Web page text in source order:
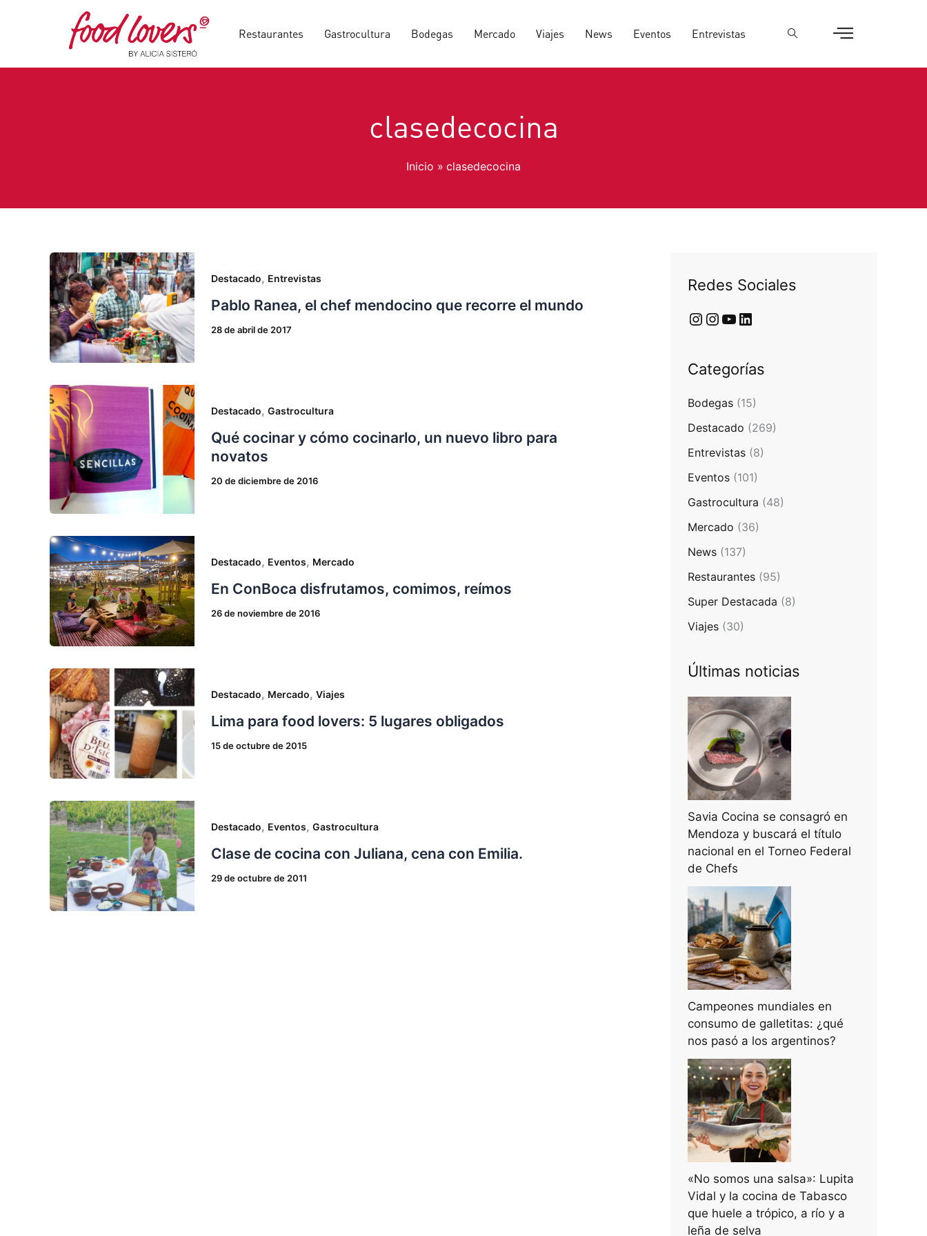
Restaurantes Gastrocultura Bodegas Mercado Viajes News Eventos Entrevistas
clasedecocina
Inicio clasedecocina
Destacado, Entrevistas
Pablo Ranea, el chef mendocino que recorre el mundo
28 de abril de 2017
Destacado, Gastrocultura
Qué cocinar y cómo cocinarlo, un nuevo libro para
novatos
20 de diciembre de 2016
Destacado, Eventos, Mercado
En ConBoca disfrutamos, comimos, reímos
26 de noviembre de 2016
Destacado, Mercado, Viajes
Lima para food lovers: 5 lugares obligados
15 de octubre de 2015
Destacado, Eventos, Gastrocultura
Clase de cocina con Juliana, cena con Emilia.
29 de octubre de 2011
Redes Sociales
Categorías
Bodegas (15)
Destacado (269)
Entrevistas (8)
Eventos (101)
Gastrocultura (48)
Mercado (36)
News (137)
Restaurantes (95)
Super Destacada (8)
Viajes (30)
Últimas noticias
Savia Cocina se consagró en
Mendoza y buscará el título
nacional en el Torneo Federal
de Chefs
Campeones mundiales en
consumo de galletitas: ¿qué
nos pasó a los argentinos?
«No somos una salsa»: Lupita
Vidal y la cocina de Tabasco
que huele a trópico, a río y a
leña de selva